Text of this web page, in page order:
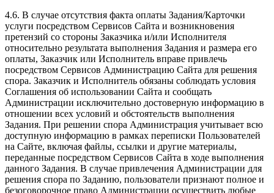
4.6. В случае отсутствия факта оплаты Задания/Карточки
услуги посредством Сервисов Сайта и возникновения
претензий со стороны Заказчика и/или Исполнителя
относительно результата выполнения Задания и размера его
оплаты, Заказчик или Исполнитель вправе привлечь
посредством Сервисов Администрацию Сайта для решения
спора. Заказчик и Исполнитель обязаны соблюдать условия
Соглашения об использовании Сайта и сообщать
Администрации исключительно достоверную информацию в
отношении всех условий и обстоятельств выполнения
Задания. При решении спора Администрация учитывает всю
доступную информацию в рамках переписки Пользователей
на Сайте, включая файлы, ссылки и другие материалы,
переданные посредством Сервисов Сайта в ходе выполнения
данного Задания. В случае привлечения Администрации для
решения спора по Заданию, пользователи признают полное и
безоговорочное право Администрации осуществить любые